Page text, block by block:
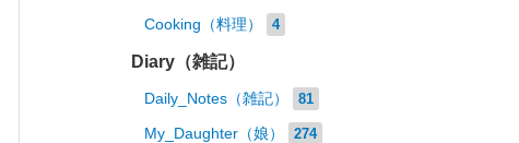
Cooking（料理） 4
Diary（雑記）
Daily_Notes（雑記） 81
My_Daughter（娘） 274